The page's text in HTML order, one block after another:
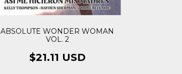
ABSOLUTE WONDER WOMAN
VOL. 2
$21.11 USD